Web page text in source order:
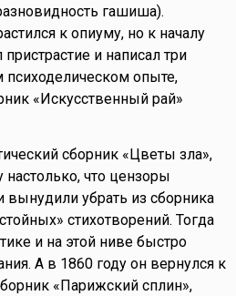
гашиша).
к опиуму, но к началу
и написал три
опыте,
«Искусственный рай»
сборник «Цветы зла»,
что цензоры
убрать из сборника
стихотворений. Тогда
и на этой ниве быстро
А в 1860 году он вернулся к
«Парижский сплин»,